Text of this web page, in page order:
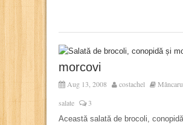
morcovi
Aug 13, 2008 costachel
salate
3
Această salată de brocoli,